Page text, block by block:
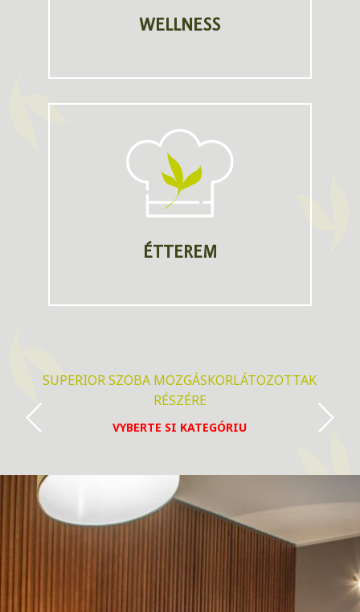
WELLNESS
ÉTTEREM
SUPERIOR SZOBA MOZGÁSKORLÁTOZOTTAK
RÉSZÉRE
VYBERTE SI KATEGÓRIU
SUPERIOR SZOBA
SUPERIOR SZOBA MOZGÁSKORLÁTOZOTTAK